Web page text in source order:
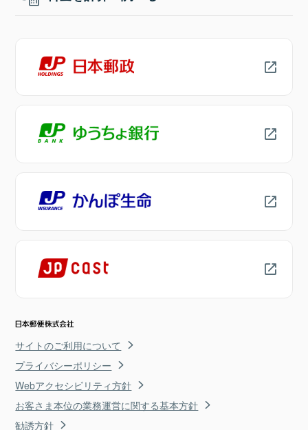
サイトのご利用について
プライバシーポリシー
Webアクセシビリティ方針
お客さま本位の業務運営に関する基本方針
勧誘方針